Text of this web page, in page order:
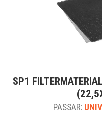
SP1
PASSAR: